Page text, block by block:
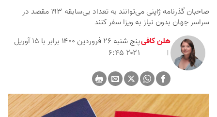
صاحبان گذرنامه ژاپنی می‌توانند به تعداد بی‌سابقه ۱۹۳ مقصد در
سراسر جهان بدون نیاز به ویزا سفر کنند
هلن کافی
پنج شنبه ۲۶ فروردین ۱۴۰۰ برابر با ۱۵ آوریل
۲۰۲۱ ۶:۴۵